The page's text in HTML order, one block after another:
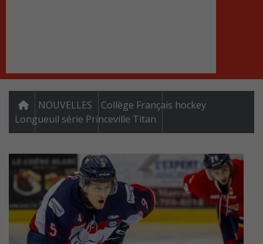
NOUVELLES
Collège Français hockey
Longueuil série Princeville Titan